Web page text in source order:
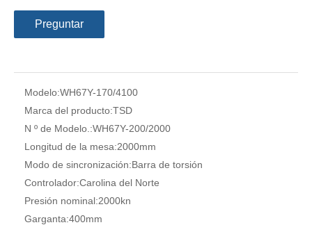
Preguntar
Modelo:WH67Y-170/4100
Marca del producto:TSD
N º de Modelo.:WH67Y-200/2000
Longitud de la mesa:2000mm
Modo de sincronización:Barra de torsión
Controlador:Carolina del Norte
Presión nominal:2000kn
Garganta:400mm